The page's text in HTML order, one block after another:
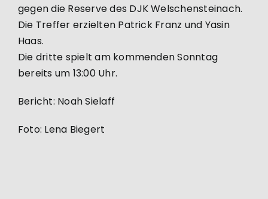
gegen die Reserve des DJK Welschensteinach.
Die Treffer erzielten Patrick Franz und Yasin
Haas.
Die dritte spielt am kommenden Sonntag
bereits um 13:00 Uhr.
Bericht: Noah Sielaff
Foto: Lena Biegert